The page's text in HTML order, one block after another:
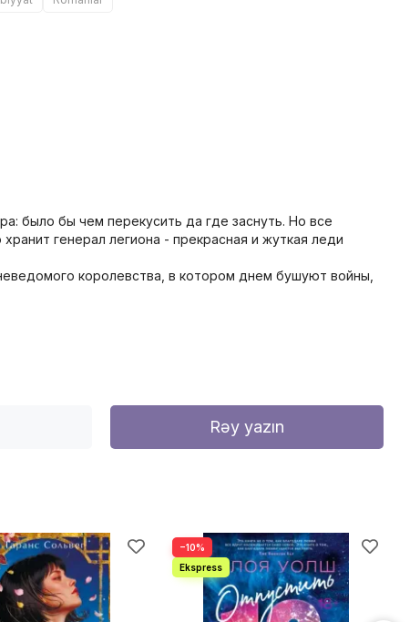
было бы чем перекусить да где заснуть. Но все
генерал легиона - прекрасная и жуткая леди
королевства, в котором днем бушуют войны,
Rəy yazın
−10%